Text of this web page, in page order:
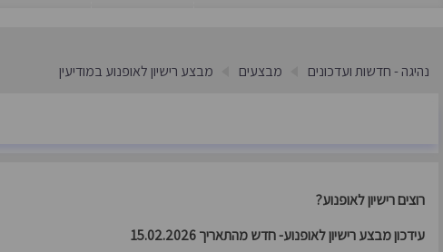
נהיגה - חדשות ועדכונים מבצעים מבצע רישיון לאופנוע במודיעין
רוצים רישיון לאופנוע?
עידכון מבצע רישיון לאופנוע- חדש מהתאריך 15.02.2026